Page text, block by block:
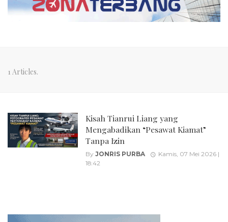
Pakar: Ekonomi Dekati Titik Hancur, Presiden: Tekanan Asing Jadi Pemicu Krisis
FWK: Presiden dan Masyarakat Perlu Gunakan Bahasa yang Santun
1 Articles.
Kisah Tianrui Liang yang
Mengabadikan “Pesawat Kiamat”
Tanpa Izin
By JONRIS PURBA
Kamis, 07 Mei 2026 |
18:42